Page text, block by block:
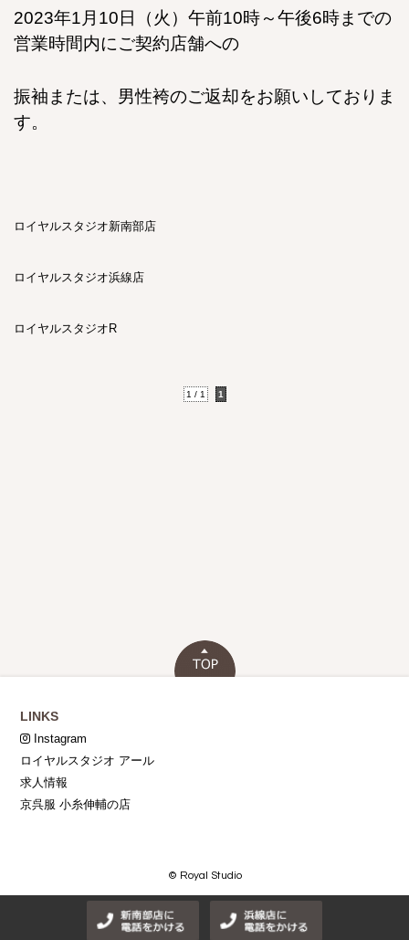
2023年1月10日（火）午前10時～午後6時までの
営業時間内にご契約店舗への
振袖または、男性袴のご返却をお願いしておりま
す。
ロイヤルスタジオ新南部店
ロイヤルスタジオ浜線店
ロイヤルスタジオR
1 / 1 1
LINKS
Instagram
ロイヤルスタジオ アール
求人情報
京呉服 小糸伸輔の店
© Royal Studio